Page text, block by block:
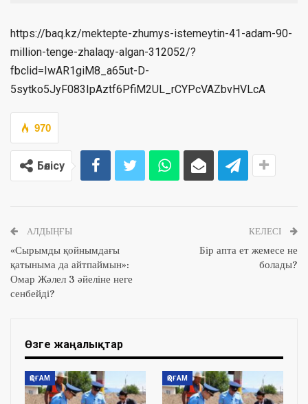
https://baq.kz/mektepte-zhumys-istemeytin-41-adam-90-
million-tenge-zhalaqy-algan-312052/?
fbclid=IwAR1giM8_a65ut-D-
5sytko5JyF083IpAztf6PfiM2UL_rCYPcVAZbvHVLcA
970
Бөлісу
АЛДЫҢҒЫ
«Сырымды қойнымдағы
қатыныма да айтпаймын»:
Омар Жәлел 3 әйеліне неге
сенбейді?
КЕЛЕСІ
Бір апта ет жемесе не
болады?
Өзге жаңалықтар
ҚОҒАМ ҚОҒАМ